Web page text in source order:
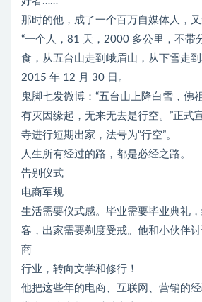
那时的他，成了一个百万自媒体人，
“一个人，81 天，2000 多公里，不带
食，从五台山走到峨眉山，从下雪走到
2015 年 12 月 30 日。
鬼脚七发微博：“五台山上降白雪，佛
有灭因缘起，无来无去是行空。”正式
寺进行短期出家，法号为“行空”。
人生所有经过的路，都是必经之路。
告别仪式
电商军规
生活需要仪式感。毕业需要毕业典礼
客，出家需要剃度受戒。他和小伙伴
商
行业，转向文学和修行！
他把这些年的电商、互联网、营销的